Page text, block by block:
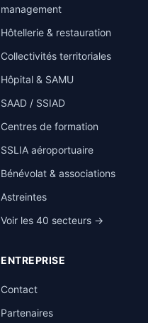
management
Hôtellerie & restauration
Collectivités territoriales
Hôpital & SAMU
SAAD / SSIAD
Centres de formation
SSLIA aéroportuaire
Bénévolat & associations
Astreintes
Voir les 40 secteurs →
ENTREPRISE
Contact
Partenaires